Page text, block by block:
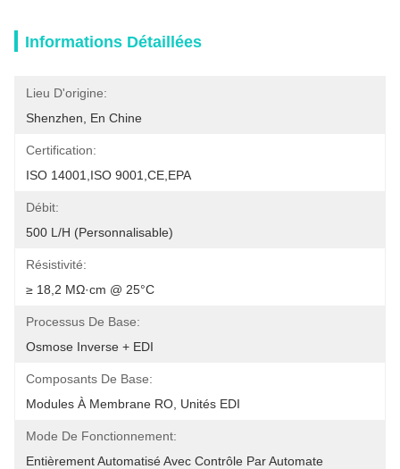
Informations Détaillées
Lieu D'origine:
Shenzhen, En Chine
Certification:
ISO 14001,ISO 9001,CE,EPA
Débit:
500 L/h (Personnalisable)
Résistivité:
≥ 18,2 MΩ·cm @ 25°C
Processus De Base:
Osmose Inverse + EDI
Composants De Base:
Modules À Membrane RO, Unités EDI
Mode De Fonctionnement:
Entièrement Automatisé Avec Contrôle Par Automate